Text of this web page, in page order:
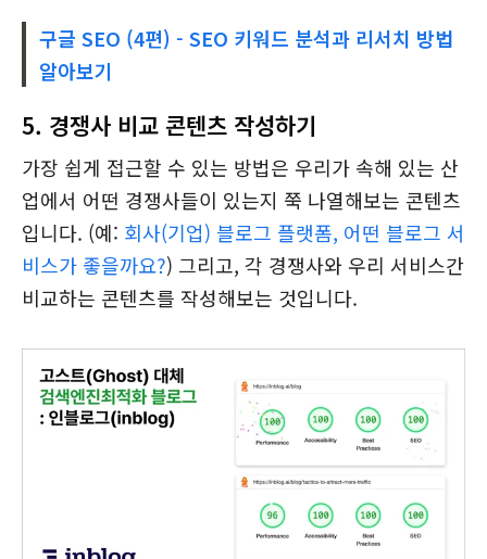
구글 SEO (4편) - SEO 키워드 분석과 리서치 방법
알아보기
5. 경쟁사 비교 콘텐츠 작성하기
가장 쉽게 접근할 수 있는 방법은 우리가 속해 있는 산
업에서 어떤 경쟁사들이 있는지 쭉 나열해보는 콘텐츠
입니다. (예: 회사(기업) 블로그 플랫폼, 어떤 블로그 서
비스가 좋을까요?) 그리고, 각 경쟁사와 우리 서비스간
비교하는 콘텐츠를 작성해보는 것입니다.